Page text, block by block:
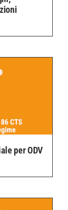
per ODV